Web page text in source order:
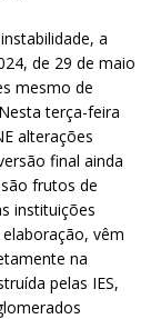
a
de 29 de maio
mesmo de
terça-feira
alterações
final ainda
frutos de
instituições
vêm
na
pelas IES,